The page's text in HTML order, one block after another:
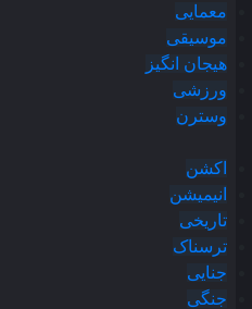
معمایی
موسیقی
هیجان انگیز
ورزشی
وسترن
اکشن
انیمیشن
تاریخی
ترسناک
جنایی
جنگی